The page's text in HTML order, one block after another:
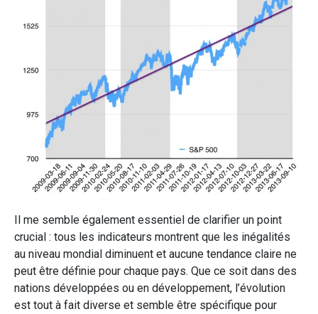
Il me semble également essentiel de clarifier un point
crucial : tous les indicateurs montrent que les inégalités
au niveau mondial diminuent et aucune tendance claire ne
peut être définie pour chaque pays. Que ce soit dans des
nations développées ou en développement, l’évolution
est tout à fait diverse et semble être spécifique pour